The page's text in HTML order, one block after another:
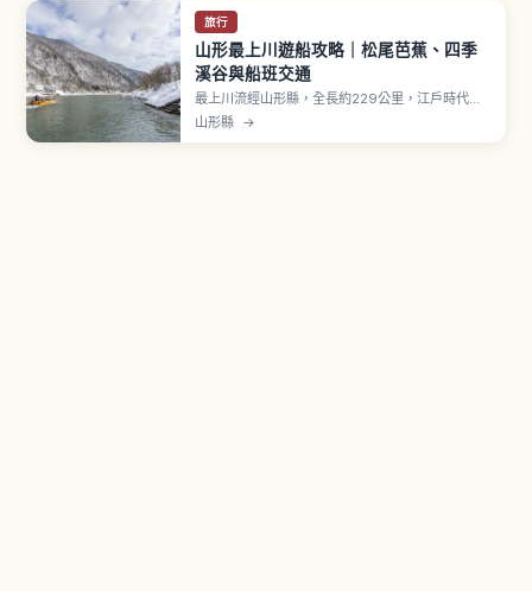
旅行
山形最上川遊船攻略｜松尾芭蕉、四季
溪谷與船班交通
最上川流經山形縣，全長約229公里，江戶時代曾
作為運輸紅花與稻米物資的舟運路線。松尾芭蕉在
山形縣 →